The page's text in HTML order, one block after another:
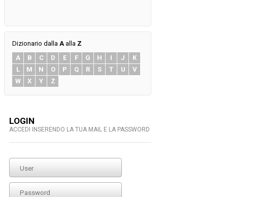
Dizionario dalla A alla Z
A
B C D E F G H I J
K
L
M N O P Q R S T U
V
W
X Y Z
LOGIN
ACCEDI INSERENDO LA TUA MAIL E LA PASSWORD